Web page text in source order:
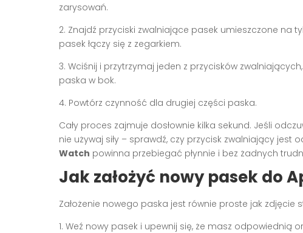
zarysowań.
2. Znajdź przyciski zwalniające pasek umieszczone na
pasek łączy się z zegarkiem.
3. Wciśnij i przytrzymaj jeden z przycisków
paska w bok.
4. Powtórz czynność dla drugiej części paska.
Cały proces zajmuje dosłownie kilka sekund. Jeśli
nie używaj siły – sprawdź, czy przycisk zwalniający jest
Watch powinna przebiegać płynnie i bez żadnych
Jak założyć nowy pasek do
Założenie nowego paska jest równie proste jak zdjęcie
1. Weź nowy pasek i upewnij się, że masz